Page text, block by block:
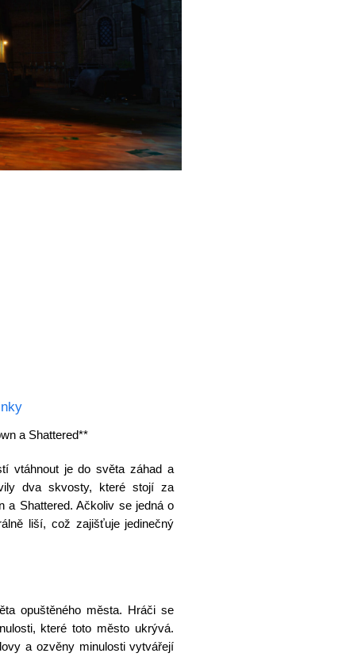
a Shattered**
vtáhnout je do světa záhad a
dva skvosty, které stojí za
a Shattered. Ačkoliv se jedná o
liší, což zajišťuje jedinečný
opuštěného města. Hráči se
které toto město ukrývá.
a ozvěny minulosti vytvářejí